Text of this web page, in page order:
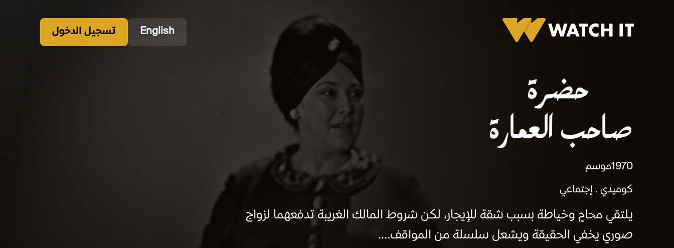
English تسجيل الدخول
1970موسم
كوميدي
إجتماعي
يلتقي محامٍ وخياطة بسبب شقة للإيجار، لكن شروط المالك الغريبة تدفعهما لزواج
صوري يخفي الحقيقة ويشعل سلسلة من المواقف....